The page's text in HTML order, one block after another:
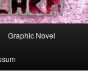
Graphic Novel